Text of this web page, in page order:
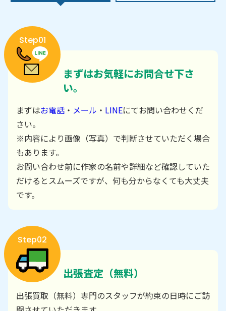
Step01
まずはお気軽にお問合せ下さ
い。
まずはお電話 ・ メール ・ LINEにてお問い合わせくだ
さい。
※内容により画像（写真）で判断させていただく場合
もあります。
お問い合わせ前に作家の名前や詳細など確認していた
だけるとスムーズですが、何も分からなくても大丈夫
です。
Step02
出張査定（無料）
出張買取（無料）専門のスタッフが約束の日時にご訪